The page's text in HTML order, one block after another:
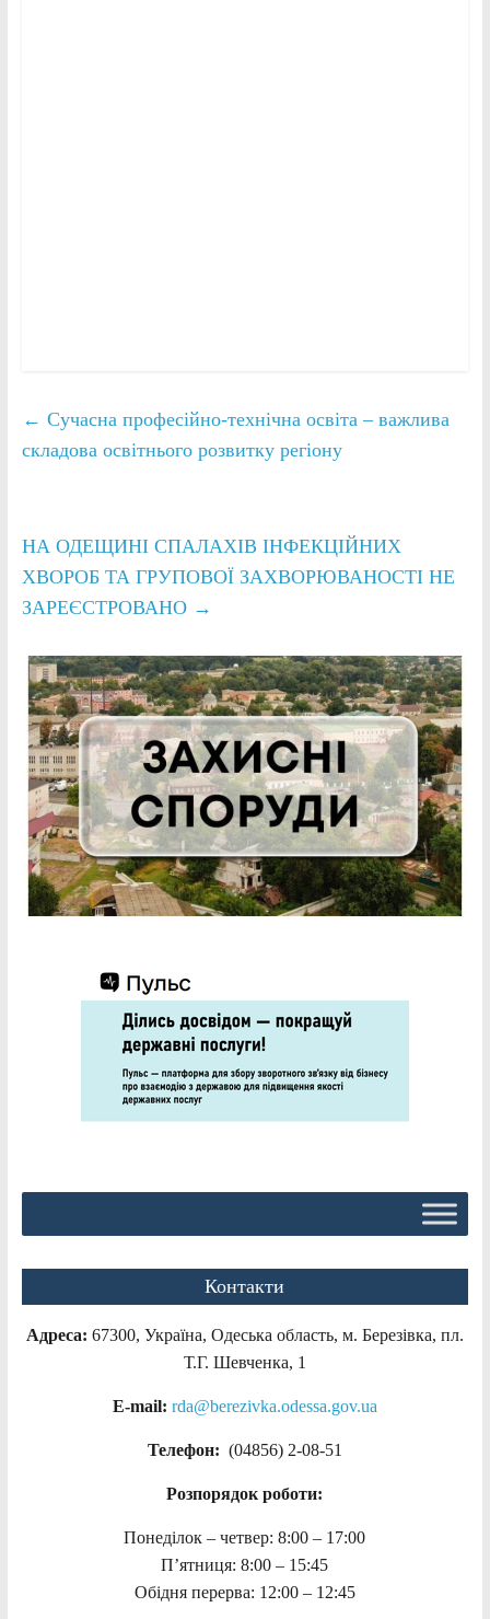
← Сучасна професійно-технічна освіта – важлива
складова освітнього розвитку регіону
НА ОДЕЩИНІ СПАЛАХІВ ІНФЕКЦІЙНИХ
ХВОРОБ ТА ГРУПОВОЇ ЗАХВОРЮВАНОСТІ НЕ
ЗАРЕЄСТРОВАНО →
Контакти
Адреса: 67300, Україна, Одеська область, м. Березівка, пл.
Т.Г. Шевченка, 1
E-mail: rda@berezivka.odessa.gov.ua
Телефон: (04856) 2-08-51
Розпорядок роботи:
Понеділок – четвер: 8:00 – 17:00
П’ятниця: 8:00 – 15:45
Обідня перерва: 12:00 – 12:45